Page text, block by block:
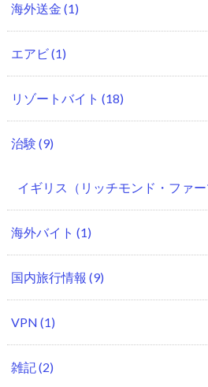
海外送金 (1)
エアビ(1)
リゾートバイト (18)
治験 (9)
イギリス（リッチモンド・ファー
海外バイト (1)
国内旅行情報 (9)
VPN (1)
雑記(2)